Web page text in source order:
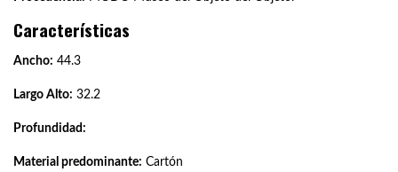
Características
Ancho: 44.3
Largo Alto: 32.2
Profundidad:
Material predominante: Cartón